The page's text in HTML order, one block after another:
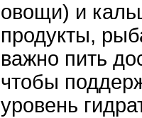
овощи) и
продукты,
важно пить
чтобы
уровень